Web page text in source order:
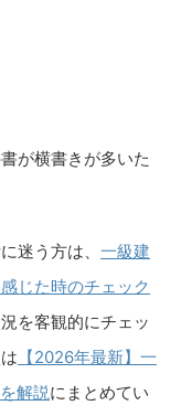
が横書きが多いた
迷う方は、 一級建
じた時のチェック
を客観的にチェッ
【2026年最新】一
解説にまとめてい